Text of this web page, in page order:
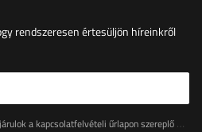
rendszeresen értesüljön híreinkről
adataimnak az Európai Parlament és a Tanács (EU) rendeletével összhangban történő kezeléséhez